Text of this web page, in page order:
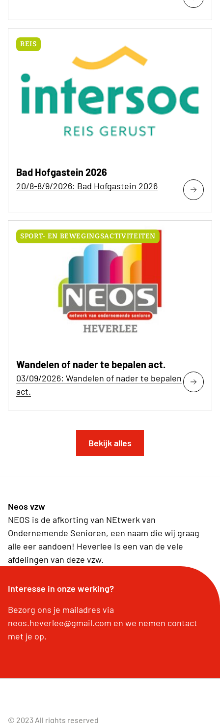
REIS
Bad Hofgastein 2026
20/8-8/9/2026: Bad Hofgastein 2026
SPORT- EN BEWEGINGSACTIVITEITEN
Wandelen of nader te bepalen act.
03/09/2026: Wandelen of nader te bepalen
act.
Bekijk alles
Neos vzw
NEOS is de afkorting van NEtwerk van
Ondernemende Senioren, een naam die wij graag
alle eer aandoen! Heverlee is een van de vele
afdelingen van deze vzw.
Interesse in onze werking?
Bezorg ons je mailadres via
neos.heverlee@gmail.com en we nemen contact
met je op.
© 2023 All rights reserved